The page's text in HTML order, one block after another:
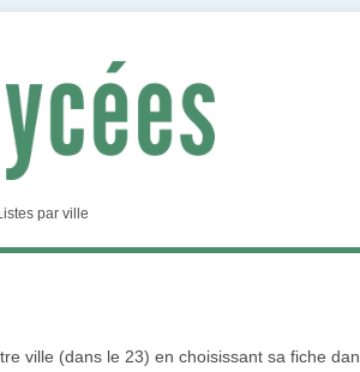
par ville
ville (dans le 23) en choisissant sa fiche